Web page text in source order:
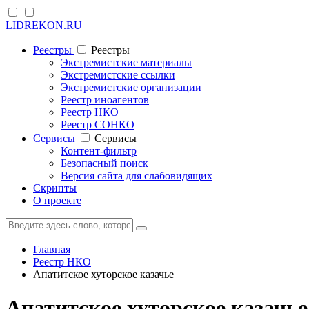
LIDREKON.RU
Реестры
Реестры
Экстремистские материалы
Экстремистские ссылки
Экстремистские организации
Реестр иноагентов
Реестр НКО
Реестр СОНКО
Cервисы
Cервисы
Контент-фильтр
Безопасный поиск
Версия сайта для слабовидящих
Скрипты
О проекте
Главная
Реестр НКО
Апатитское хуторское казачье